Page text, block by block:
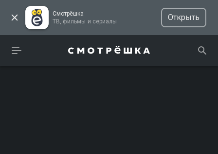
Смотрёшка
ТВ, фильмы и сериалы
Открыть